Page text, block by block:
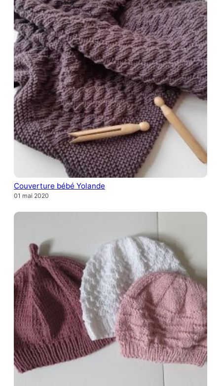
Couverture bébé Yolande
01 mai 2020